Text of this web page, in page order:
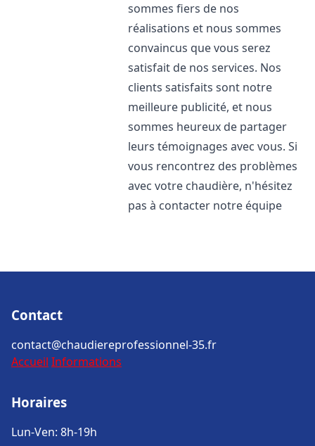
sommes fiers de nos
réalisations et nous sommes
convaincus que vous serez
satisfait de nos services. Nos
clients satisfaits sont notre
meilleure publicité, et nous
sommes heureux de partager
leurs témoignages avec vous. Si
vous rencontrez des problèmes
avec votre chaudière, n'hésitez
pas à contacter notre équipe
Contact
contact@chaudiereprofessionnel-35.fr
Accueil Informations
Horaires
Lun-Ven: 8h-19h